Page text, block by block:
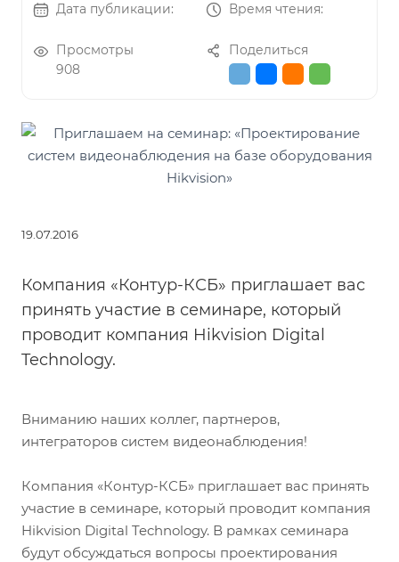
Дата публикации: Время чтения:
Просмотры
908
Поделиться
19.07.2016
Компания «Контур-КСБ» приглашает вас
принять участие в семинаре, который
проводит компания Hikvision Digital
Technology.
Вниманию наших коллег, партнеров,
интеграторов систем видеонаблюдения!
Компания «Контур-КСБ» приглашает вас принять
участие в семинаре, который проводит компания
Hikvision Digital Technology. В рамках семинара
будут обсуждаться вопросы проектирования